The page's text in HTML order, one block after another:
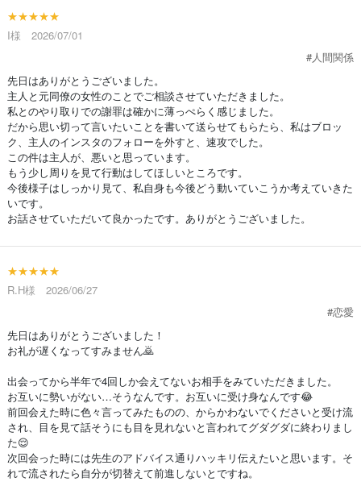
★★★★★
I様 2026/07/01
#人間関係
先日はありがとうございました。
主人と元同僚の女性のことでご相談させていただきました。
私とのやり取りでの謝罪は確かに薄っぺらく感じました。
だから思い切って言いたいことを書いて送らせてもらたら、私はブロッ
ク、主人のインスタのフォローを外すと、速攻でした。
この件は主人が、悪いと思っています。
もう少し周りを見て行動はしてほしいところです。
今後様子はしっかり見て、私自身も今後どう動いていこうか考えていきた
いです。
お話させていただいて良かったです。ありがとうございました。
★★★★★
R.H様 2026/06/27
#恋愛
先日はありがとうございました！
お礼が遅くなってすみません🙇
出会ってから半年で4回しか会えてないお相手をみていただきました。
お互いに勢いがない…そうなんです。お互いに受け身なんです😂
前回会えた時に色々言ってみたものの、からかわないでくださいと受け流
され、目を見て話そうにも目を見れないと言われてグダグダに終わりまし
た😌
次回会った時には先生のアドバイス通りハッキリ伝えたいと思います。そ
れで流されたら自分が切替えて前進しないとですね。